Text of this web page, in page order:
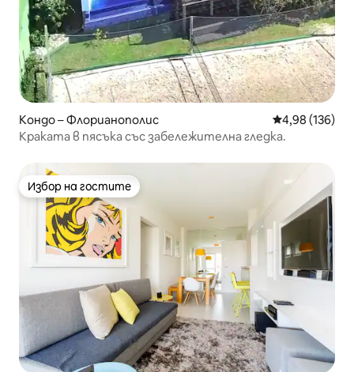
Кондо – Флорианополис Средна
4,98 (136)
Краката в пясъка със забележителна гледка.
Избор на гостите
Избор на гостите